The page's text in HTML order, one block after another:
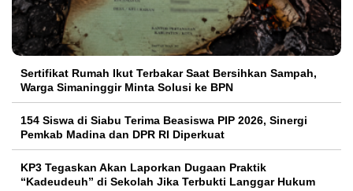
Sertifikat Rumah Ikut Terbakar Saat Bersihkan Sampah,
Warga Simaninggir Minta Solusi ke BPN
154 Siswa di Siabu Terima Beasiswa PIP 2026, Sinergi
Pemkab Madina dan DPR RI Diperkuat
KP3 Tegaskan Akan Laporkan Dugaan Praktik
“Kadeudeuh” di Sekolah Jika Terbukti Langgar Hukum